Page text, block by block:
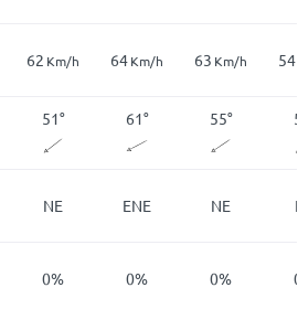
62 Km/h 64Km/h 63 Km/h 54
51° 61° 55°
NE ENE NE
0% 0% 0%